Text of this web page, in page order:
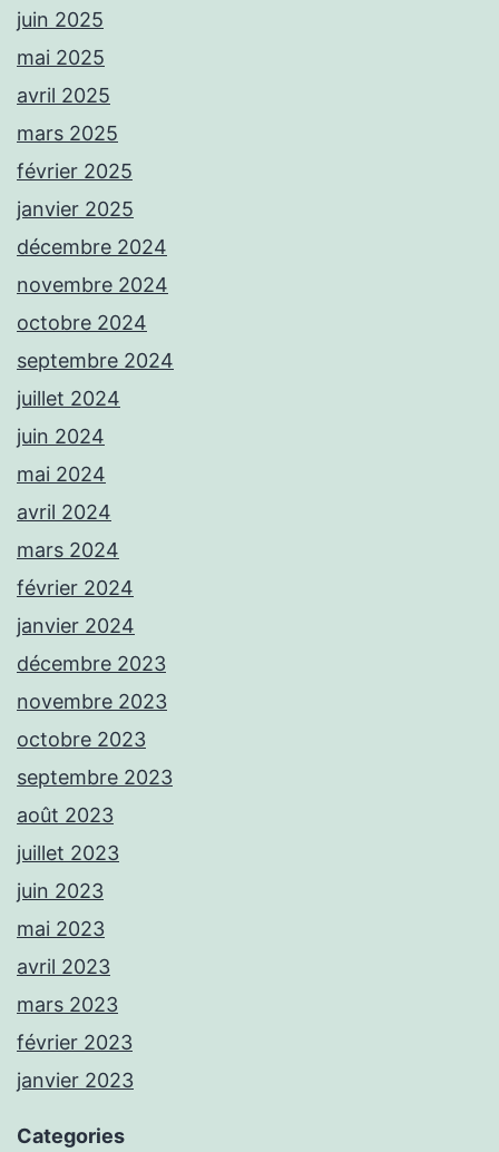
juin 2025
mai 2025
avril 2025
mars 2025
février 2025
janvier 2025
décembre 2024
novembre 2024
octobre 2024
septembre 2024
juillet 2024
juin 2024
mai 2024
avril 2024
mars 2024
février 2024
janvier 2024
décembre 2023
novembre 2023
octobre 2023
septembre 2023
août 2023
juillet 2023
juin 2023
mai 2023
avril 2023
mars 2023
février 2023
janvier 2023
Categories